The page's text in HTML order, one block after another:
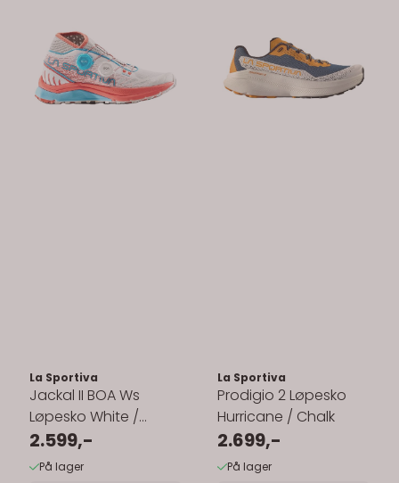
La Sportiva
Jackal II BOA Ws
Løpesko White /
Hibiscus
2.599,-
På lager
La Sportiva
Prodigio 2 Løpesko
Hurricane / Chalk
2.699,-
På lager